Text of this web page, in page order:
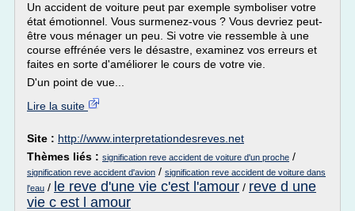
Un accident de voiture peut par exemple symboliser votre
état émotionnel. Vous surmenez-vous ? Vous devriez peut-
être vous ménager un peu. Si votre vie ressemble à une
course effrénée vers le désastre, examinez vos erreurs et
faites en sorte d'améliorer le cours de votre vie.
D'un point de vue...
Lire la suite
Site : http://www.interpretationdesreves.net
Thèmes liés : signification reve accident de voiture d'un proche /
signification reve accident d'avion / signification reve accident de voiture dans
l'eau / le reve d'une vie c'est l'amour / reve d une
vie c est l amour